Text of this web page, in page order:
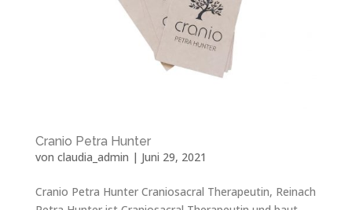
Cranio Petra Hunter
von claudia_admin | Juni 29, 2021
Cranio Petra Hunter Craniosacral Therapeutin, Reinach